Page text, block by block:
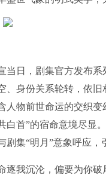
当日，剧集官方发布系
、身份关系轮转，依
人物前世命运的交织
白首”的宿命意境尽显
剧集“明月”意象呼应
逐我沉沦，偏要为你